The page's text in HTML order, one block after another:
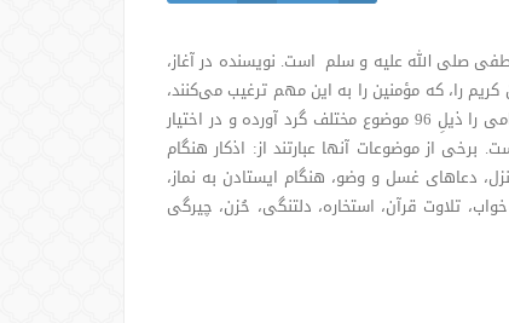
صلی الله علیه و سلم است. نویسنده در آغاز،
کریم را، که مؤمنین را به این مهم ترغیب می‌کنند،
بیان می‌نماید. سپس گزیده‌ای از دعاها و اذکار رسیده از رسول گرامی را ذیلِ 96 موضوع مختلف گرد آورده و در اختیار
از موضوعات آنها عبارتند از: اذکار هنگام
دعاهای غسل و وضو، هنگام ایستادن به نماز،
تلاوت قرآن، استخاره، دلتنگی، حُزن، چیرگی